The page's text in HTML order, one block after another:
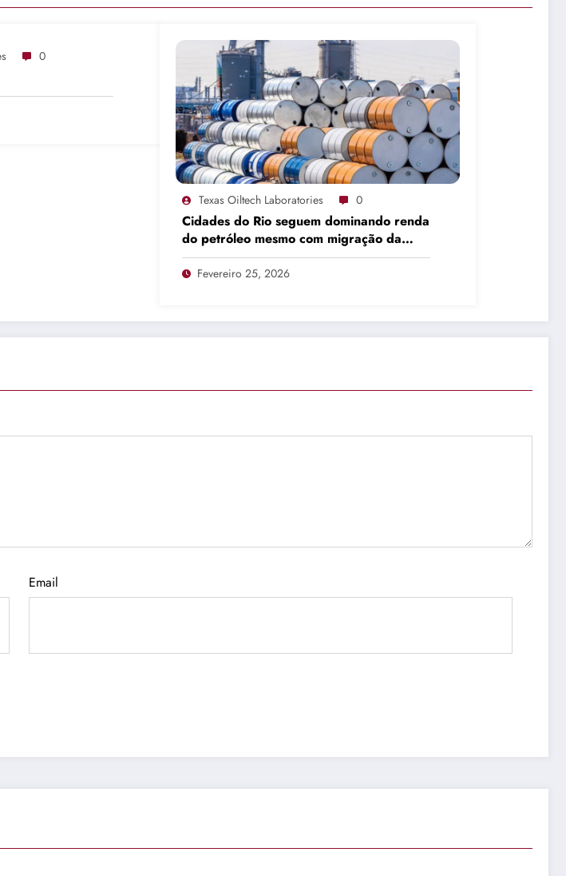
0
Texas Oiltech Laboratories 0
Cidades do Rio seguem dominando renda
do petróleo mesmo com migração da
produção
Fevereiro 25, 2026
Email